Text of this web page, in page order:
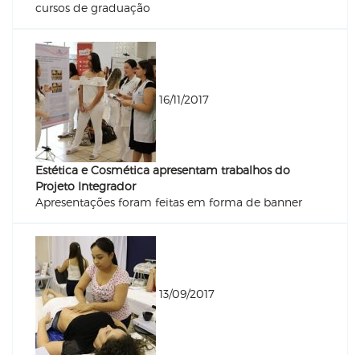
cursos de graduação
16/11/2017
Estética e Cosmética apresentam trabalhos do
Projeto Integrador
Apresentações foram feitas em forma de banner
13/09/2017